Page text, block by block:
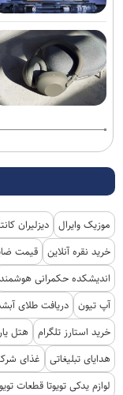
موزیک وایرال دیزلیران
خرید نقره آنلاین قیمت
اندیشکده حکمرانی هوشمند
آپ تیون دریافت طلای
خرید استارز تلگرام هتل یار
هدایای تبلیغاتی
غذای
لوازم یدکی تویوتا قطعات